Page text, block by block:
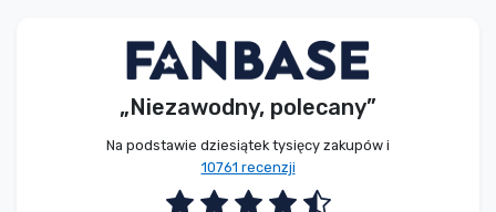
„Niezawodny, polecany”
Na podstawie dziesiątek tysięcy zakupów i
10761 recenzji